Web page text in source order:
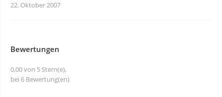
22. Oktober 2007
Bewertungen
0,00 von 5 Stern(e),
bei 6 Bewertung(en)